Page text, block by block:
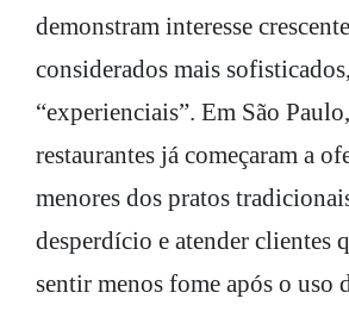
demonstram interesse
considerados mais
“experienciais”. Em São
restaurantes já começaram a
menores dos pratos
desperdício e atender clientes
sentir menos fome após o uso